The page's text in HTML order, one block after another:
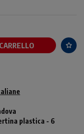
plastica - 6